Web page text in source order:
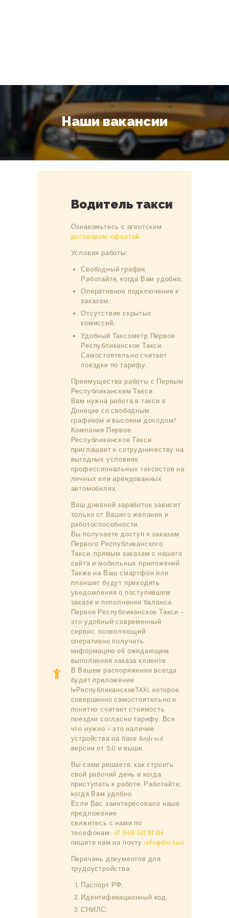
Наши вакансии
Водитель такси
Ознакомьтесь с агентским
договором-офертой
Условия работы:
Свободный график.
Работайте, когда Вам удобно;
Оперативное подключение к
заказам;
Отсутствие скрытых
комиссий;
Удобный Таксометр Первое
Республиканское Такси.
Самостоятельно считает
поездки по тарифу.
Преимущества работы с Первым
Республиканским Такси
Вам нужна работа в такси в
Донецке со свободным
графиком и высоким доходом?
Компания Первое
Республиканское Такси
приглашает к сотрудничеству на
выгодных условиях
профессиональных таксистов на
личных или арендованных
автомобилях.
Ваш дневной заработок зависит
только от Вашего желания и
работоспособности.
Вы получаете доступ к заказам
Первого Республиканского
Такси, прямым заказам с нашего
сайта и мобильных приложений.
Также на Ваш смартфон или
планшет будут приходить
уведомления о поступившем
заказе и пополнении баланса.
Первое Республиканское Такси –
это удобный современный
сервис, позволяющий
оперативно получать
информацию об ожидающем
выполнения заказа клиенте.
В Вашем распоряжении всегда
будет приложение
1eРеспубликанскоеTAXI, которое
совершенно самостоятельно и
понятно считает стоимость
поездки согласно тарифу. Все
что нужно – это наличие
устройства на базе Android
версии от 5.0 и выше.
Вы сами решаете, как строить
свой рабочий день и когда
приступать к работе. Работайте,
когда Вам удобно.
Если Вас заинтересовало наше
предложение
свяжитесь с нами по
телефонам: +7 949 521 61 04
пишите нам на почту info@dnr.taxi
Перечень документов для
трудоустройства:
Паспорт РФ;
Идентификационный код;
СНИЛС;